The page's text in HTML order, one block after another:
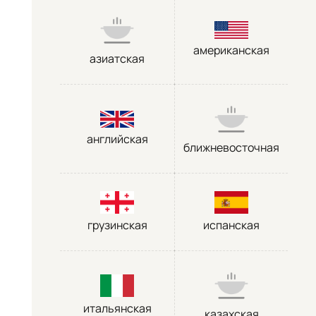
азиатская
американская
английская
ближневосточная
грузинская испанская
итальянская